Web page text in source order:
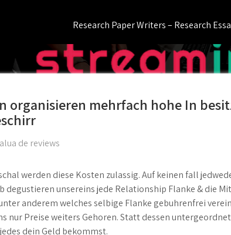
Research Paper Writers – Research
organisieren mehrfach hohe In
alua de reviews
werden diese Kosten zulassig. Auf keinen fall
degustieren unsereins jede Relationship Flanke & die
anderem welches selbige Flanke gebuhrenfrei
nur Preise weiters Gehoren. Statt dessen
dein Geld bekommst.